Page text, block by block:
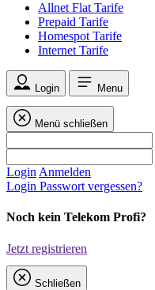
Allnet Flat Tarife
Prepaid Tarife
Homespot Tarife
Internet Tarife
Login Menu
Menü schließen
Login Anmelden
Login Passwort vergessen?
Noch kein Telekom Profi?
Jetzt registrieren
Schließen